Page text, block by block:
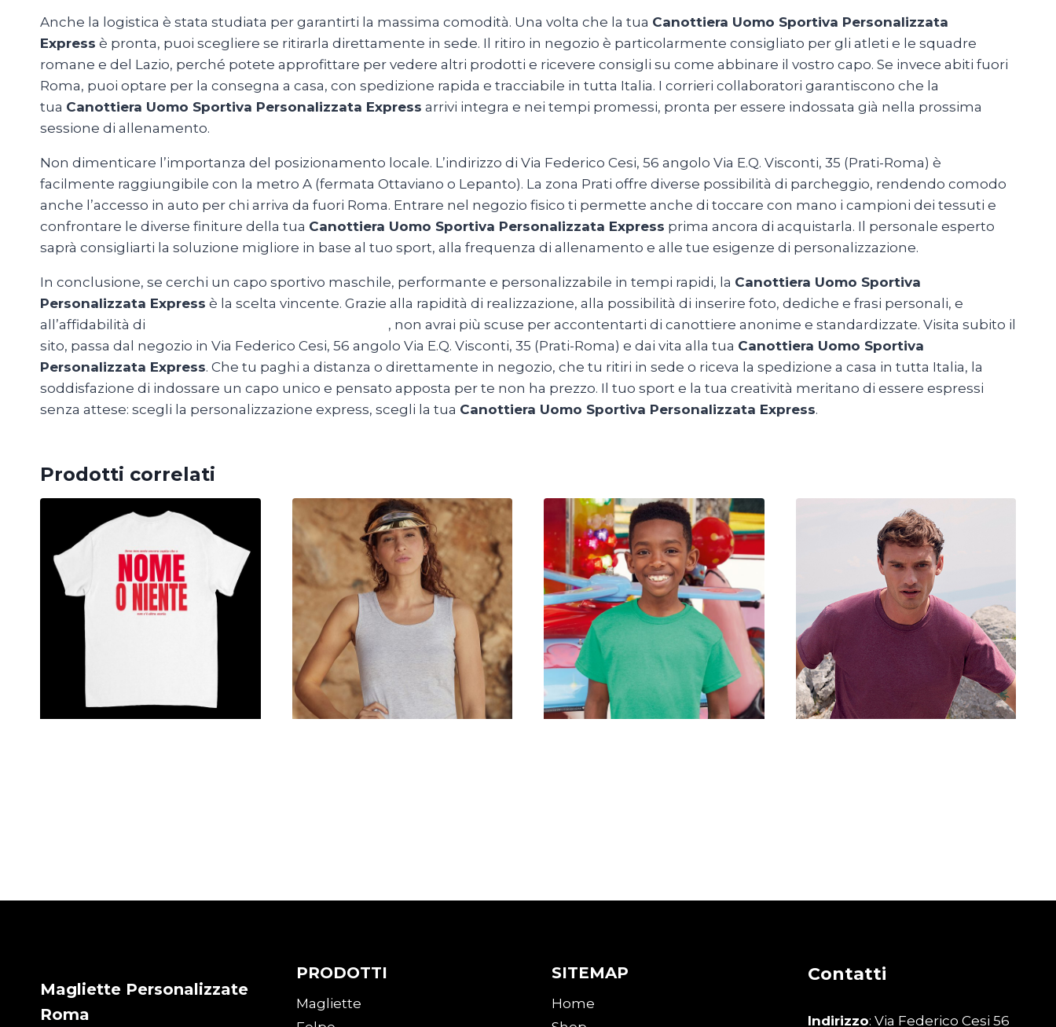
Anche la logistica è stata studiata per garantirti la massima comodità. Una volta che la tua Canottiera Uomo Sportiva Personalizzata
Express è pronta, puoi scegliere se ritirarla direttamente in sede. Il ritiro in negozio è particolarmente consigliato per gli atleti e le squadre
romane e del Lazio, perché potete approfittare per vedere altri prodotti e ricevere consigli su come abbinare il vostro capo. Se invece abiti fuori
Roma, puoi optare per la consegna a casa, con spedizione rapida e tracciabile in tutta Italia. I corrieri collaboratori garantiscono che la
tua Canottiera Uomo Sportiva Personalizzata Express arrivi integra e nei tempi promessi, pronta per essere indossata già nella prossima
sessione di allenamento.
Non dimenticare l’importanza del posizionamento locale. L’indirizzo di Via Federico Cesi, 56 angolo Via E.Q. Visconti, 35 (Prati-Roma) è
facilmente raggiungibile con la metro A (fermata Ottaviano o Lepanto). La zona Prati offre diverse possibilità di parcheggio, rendendo comodo
anche l’accesso in auto per chi arriva da fuori Roma. Entrare nel negozio fisico ti permette anche di toccare con mano i campioni dei tessuti e
confrontare le diverse finiture della tua Canottiera Uomo Sportiva Personalizzata Express prima ancora di acquistarla. Il personale esperto
saprà consigliarti la soluzione migliore in base al tuo sport, alla frequenza di allenamento e alle tue esigenze di personalizzazione.
In conclusione, se cerchi un capo sportivo maschile, performante e personalizzabile in tempi rapidi, la Canottiera Uomo Sportiva
Personalizzata Express è la scelta vincente. Grazie alla rapidità di realizzazione, alla possibilità di inserire foto, dediche e frasi personali, e
all’affidabilità di
, non avrai più scuse per accontentarti di canottiere anonime e standardizzate. Visita subito il
sito, passa dal negozio in Via Federico Cesi, 56 angolo Via E.Q. Visconti, 35 (Prati-Roma) e dai vita alla tua Canottiera Uomo Sportiva
Personalizzata Express. Che tu paghi a distanza o direttamente in negozio, che tu ritiri in sede o riceva la spedizione a casa in tutta Italia, la
soddisfazione di indossare un capo unico e pensato apposta per te non ha prezzo. Il tuo sport e la tua creatività meritano di essere espressi
senza attese: scegli la personalizzazione express, scegli la tua Canottiera Uomo Sportiva Personalizzata Express.
Prodotti correlati
Magliette Personalizzate
Roma
PRODOTTI
Magliette
SITEMAP
Home
Contatti
Indirizzo: Via Federico Cesi 56